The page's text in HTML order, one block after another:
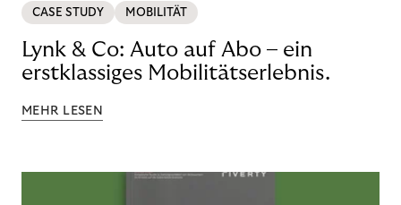
CASE STUDY MOBILITÄT
Lynk & Co: Auto auf Abo – ein
erstklassiges Mobilitätserlebnis.
MEHR LESEN